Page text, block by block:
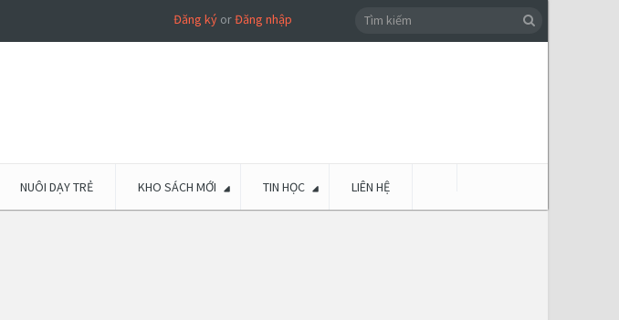
Đăng kýorĐăng nhập
NUÔI DẠY TRẺ KHO SÁCH MỚI TIN HỌC LIÊN HỆ